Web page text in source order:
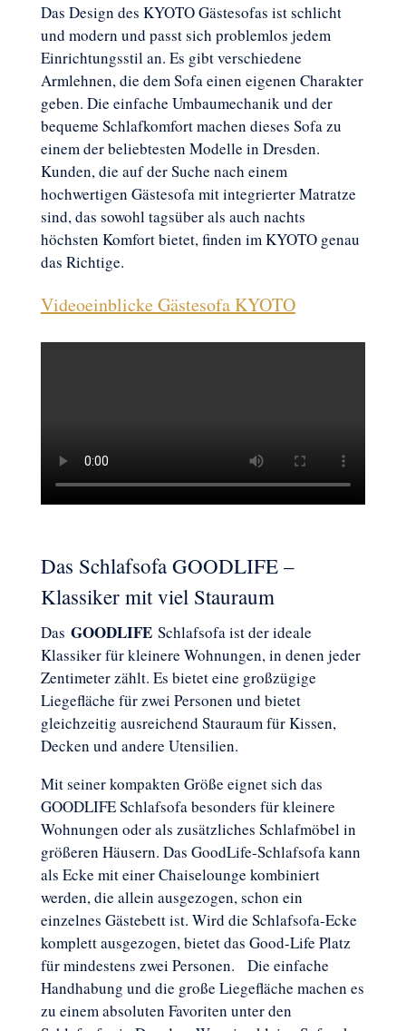
Das Design des KYOTO Gästesofas ist schlicht
und modern und passt sich problemlos jedem
Einrichtungsstil an. Es gibt verschiedene
Armlehnen, die dem Sofa einen eigenen Charakter
geben. Die einfache Umbaumechanik und der
bequeme Schlafkomfort machen dieses Sofa zu
einem der beliebtesten Modelle in Dresden.
Kunden, die auf der Suche nach einem
hochwertigen Gästesofa mit integrierter Matratze
sind, das sowohl tagsüber als auch nachts
höchsten Komfort bietet, finden im KYOTO genau
das Richtige.
Videoeinblicke Gästesofa KYOTO
Das Schlafsofa GOODLIFE –
Klassiker mit viel Stauraum
Das GOODLIFESchlafsofa ist der ideale
Klassiker für kleinere Wohnungen, in denen jeder
Zentimeter zählt. Es bietet eine großzügige
Liegefläche für zwei Personen und bietet
gleichzeitig ausreichend Stauraum für Kissen,
Decken und andere Utensilien.
Mit seiner kompakten Größe eignet sich das
GOODLIFE Schlafsofa besonders für kleinere
Wohnungen oder als zusätzliches Schlafmöbel in
größeren Häusern. Das GoodLife-Schlafsofa kann
als Ecke mit einer Chaiselounge kombiniert
werden, die allein ausgezogen, schon ein
einzelnes Gästebett ist. Wird die Schlafsofa-Ecke
komplett ausgezogen, bietet das Good-Life Platz
für mindestens zwei Personen. Die einfache
Handhabung und die große Liegefläche machen es
zu einem absoluten Favoriten unter den